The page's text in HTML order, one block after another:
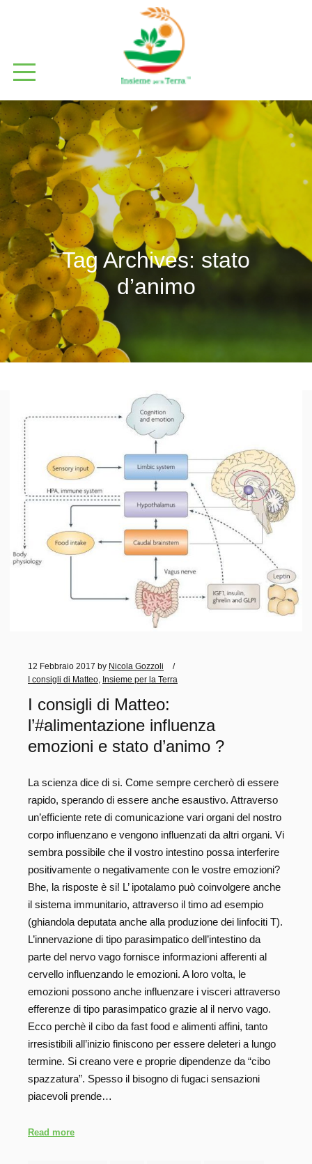
Tag Archives: stato
d’animo
12 Febbraio 2017 by Nicola Gozzoli
I consigli di Matteo Insieme per la Terra
I consigli di Matteo:
l’#alimentazione influenza
emozioni e stato d’animo ?
La scienza dice di si. Come sempre cercherò di essere
rapido, sperando di essere anche esaustivo. Attraverso
un’efficiente rete di comunicazione vari organi del nostro
corpo influenzano e vengono influenzati da altri organi. Vi
sembra possibile che il vostro intestino possa interferire
positivamente o negativamente con le vostre emozioni?
Bhe, la risposte è si! L’ ipotalamo può coinvolgere anche
il sistema immunitario, attraverso il timo ad esempio
(ghiandola deputata anche alla produzione dei linfociti T).
L’innervazione di tipo parasimpatico dell’intestino da
parte del nervo vago fornisce informazioni afferenti al
cervello influenzando le emozioni. A loro volta, le
emozioni possono anche influenzare i visceri attraverso
efferenze di tipo parasimpatico grazie al il nervo vago.
Ecco perchè il cibo da fast food e alimenti affini, tanto
irresistibili all’inizio finiscono per essere deleteri a lungo
termine. Si creano vere e proprie dipendenze da “cibo
spazzatura”. Spesso il bisogno di fugaci sensazioni
piacevoli prende…
Read more